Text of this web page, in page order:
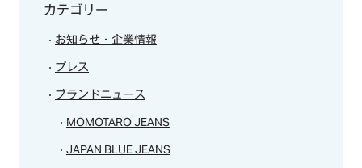
カテゴリー
お知らせ・企業情報
プレス
ブランドニュース
MOMOTARO JEANS
JAPAN BLUE JEANS